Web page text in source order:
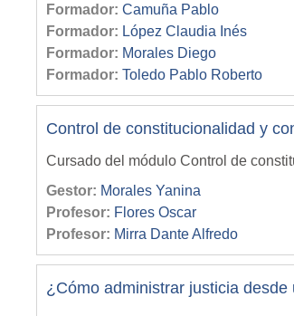
Formador: Camuña Pablo
Formador: López Claudia Inés
Formador: Morales Diego
Formador: Toledo Pablo Roberto
Control de constitucionalidad y
Cursado del módulo Control de
Gestor: Morales Yanina
Profesor: Flores Oscar
Profesor: Mirra Dante Alfredo
¿Cómo administrar justicia